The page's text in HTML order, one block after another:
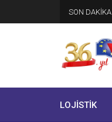
SON DAKİKA
LOJİSTİK